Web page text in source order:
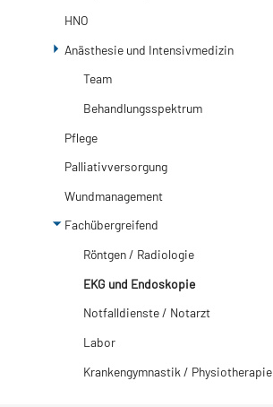
HNO
Anästhesie und Intensivmedizin
Team
Behandlungsspektrum
Pflege
Palliativversorgung
Wundmanagement
Fachübergreifend
Röntgen / Radiologie
EKG und Endoskopie
Notfalldienste / Notarzt
Labor
Krankengymnastik / Physiotherapie